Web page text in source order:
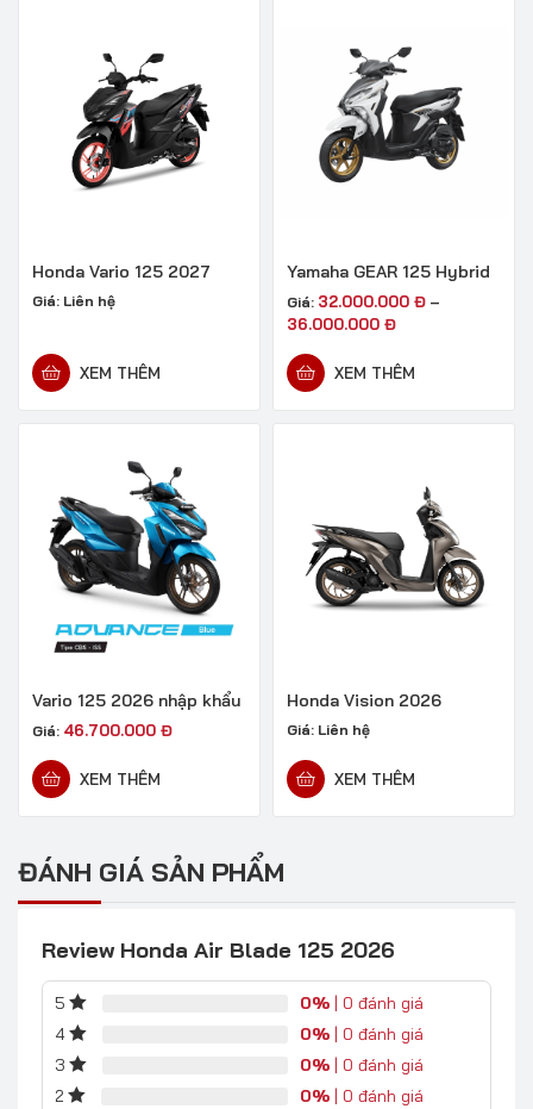
Honda Vario 125 2027
Giá: Liên hệ
XEM THÊM
Yamaha GEAR 125 Hybrid
Giá: 32.000.000 Đ –
36.000.000 Đ
XEM THÊM
Vario 125 2026 nhập khẩu
Giá: 46.700.000 Đ
XEM THÊM
Honda Vision 2026
Giá: Liên hệ
XEM THÊM
ĐÁNH GIÁ SẢN PHẨM
Review Honda Air Blade 125 2026
5 0% | 0 đánh giá
4
0% | 0 đánh giá
3
0% | 0 đánh giá
2
0% | 0 đánh giá